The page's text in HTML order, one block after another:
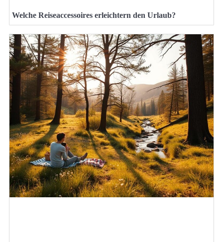
Welche Reiseaccessoires erleichtern den Urlaub?